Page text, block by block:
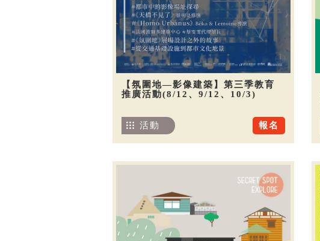
【氛圍地—影像建築】第三季教育
推廣活動(8/12、9/12、10/3)
報名
活動